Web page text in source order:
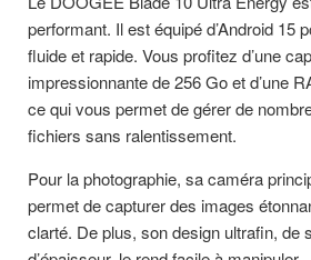
performant. Il est équipé d’Android 15
fluide et rapide. Vous profitez d’une
impressionnante de 256 Go et d’une
ce qui vous permet de gérer de
fichiers sans ralentissement.
Pour la photographie, sa caméra
permet de capturer des images
clarté. De plus, son design ultrafin, de